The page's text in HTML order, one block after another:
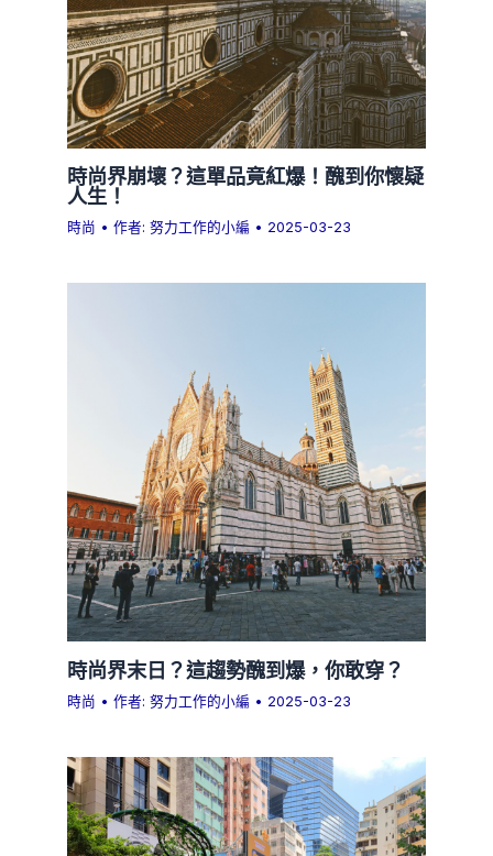
時尚界崩壞？這單品竟紅爆！醜到你懷疑
人生！
時尚 • 作者:努力工作的小編 • 2025-03-23
時尚界末日？這趨勢醜到爆，你敢穿？
時尚 • 作者:努力工作的小編 • 2025-03-23